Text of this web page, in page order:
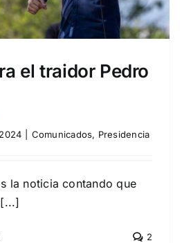
el traidor Pedro
Comunicados, Presidencia
la noticia contando que
2